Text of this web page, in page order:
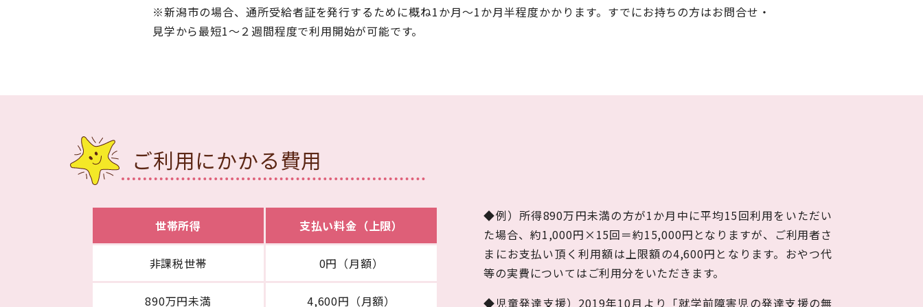
※新潟市の場合、通所受給者証を発行するために概ね1か月～1か月半程度かかります。すでにお持ちの方はお問合せ・
見学から最短1～２週間程度で利用開始が可能です。
ご利用にかかる費用
世帯所得 支払い料金（上限）
非課税世帯 0円（月額）
890万円未満 4,600円（月額）
◆例）所得890万円未満の方が1か月中に平均15回利用をいただい
た場合、約1,000円×15回＝約15,000円となりますが、ご利用者さ
まにお支払い頂く利用額は上限額の4,600円となります。おやつ代
等の実費についてはご利用分をいただきます。
◆児童発達支援）2019年10月より「就学前障害児の発達支援の無